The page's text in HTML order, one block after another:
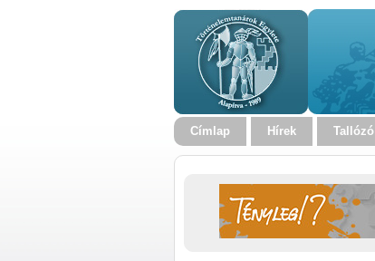
Címlap Hírek Tallózó